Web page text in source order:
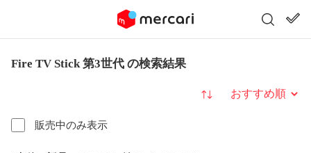
Fire TV Stick 第3世代 の検索結果
販売中のみ表示
並び替え